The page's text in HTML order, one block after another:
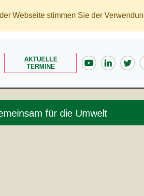
Webseite stimmen Sie der
AKTUELLE
TERMINE
für die Umwelt